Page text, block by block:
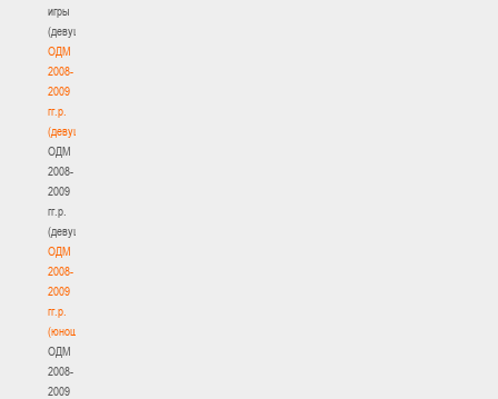
игры
(девушки)
ОДМ
2008-
2009
гг.р.
(девушки)
ОДМ
2008-
2009
гг.р.
(девушки)
ОДМ
2008-
2009
гг.р.
(юноши)
ОДМ
2008-
2009